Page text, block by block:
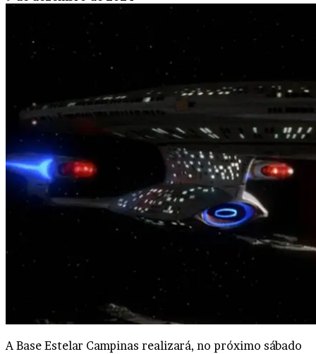
A Base Estelar Campinas realizará, no próximo sábado